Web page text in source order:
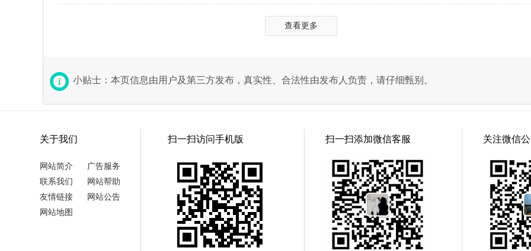
查看更多
小贴士：本页信息由用户及第三方发布，真实性、合法性由发布人负责，请仔细甄别。
关于我们
网站简介
广告服务
联系我们
网站帮助
友情链接
网站公告
网站地图
扫一扫访问手机版 扫一扫添加微信客服 关注微信